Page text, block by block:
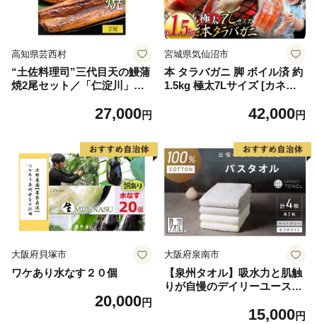
高知県芸西村
“土佐料理司”三代目天の鰻蒲
焼2尾セット／「仁淀川」水
殖 国産・高知県産〈高知市共
27,000円
宮城県気仙沼市
本 タラバガニ 脚 ボイル済 約
1.5kg 極太7Lサイズ [カネダ
6] カニ かに 蟹 たらばがに た
42,000円
大阪府貝塚市
ワケあり水なす２０個
20,000円
大阪府泉南市
【泉州タオル】吸水力と肌触
りが自慢のデイリーユースバ
トグレー 4枚【配送不可地
15,000円